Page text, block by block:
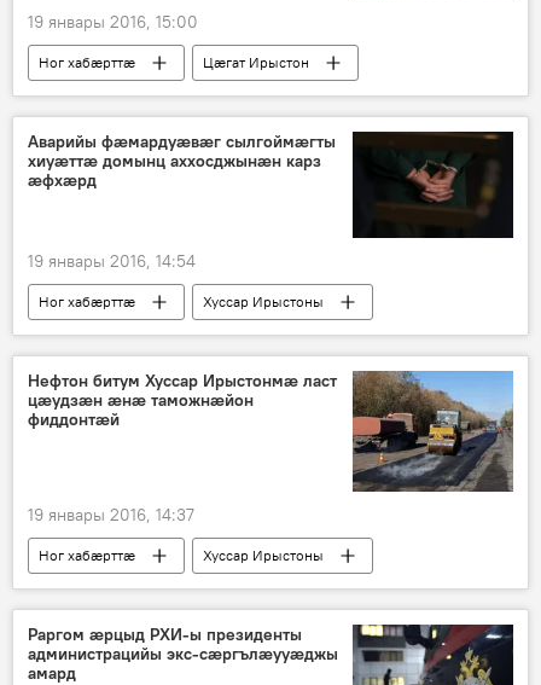
19 январы 2016, 15:00
Ног хабӕрттӕ Цӕгат Ирыстон
Аварийы фæмардуæвæг сылгоймæгты
хиуæттæ домынц аххосджынӕн карз
æфхæрд
19 январы 2016, 14:54
Ног хабӕрттӕ Хуссар Ирыстоны
Нефтон битум Хуссар Ирыстонмæ ласт
цæудзæн æнæ таможнæйон
фиддонтæй
19 январы 2016, 14:37
Ног хабӕрттӕ Хуссар Ирыстоны
Раргом æрцыд РХИ-ы президенты
администрацийы экс-сæргълæууæджы
амард